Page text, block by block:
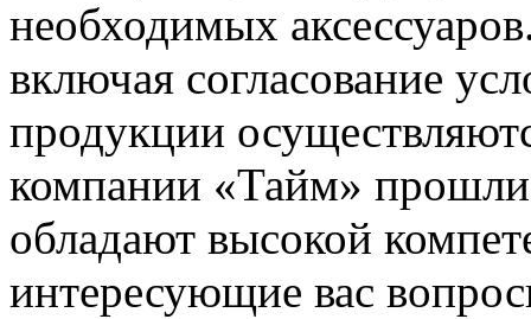
необходимых
включая согласование
продукции
компании «Тайм» прошли
обладают высокой
интересующие вас